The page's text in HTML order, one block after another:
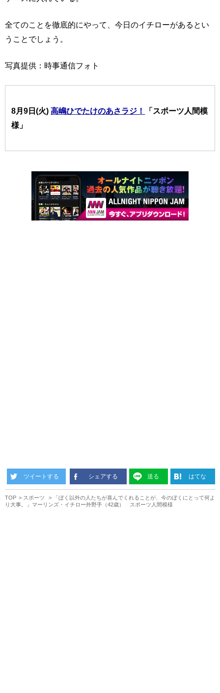
全てのことを徹底的にやって、今日のイチローがあるとい
うことでしょう。
写真提供：時事通信フォト
8月9日(火)高嶋ひでたけのあさラジ！
「スポーツ人間模
様」
ツイートする シェアする 送る はてな
TOP スポーツ
「ぼく以外の人たちが喜んでくれることが、今のぼくにとって何よ
り大事。」マーリンズ・イチロー外野手（42歳） スポーツ人間模様